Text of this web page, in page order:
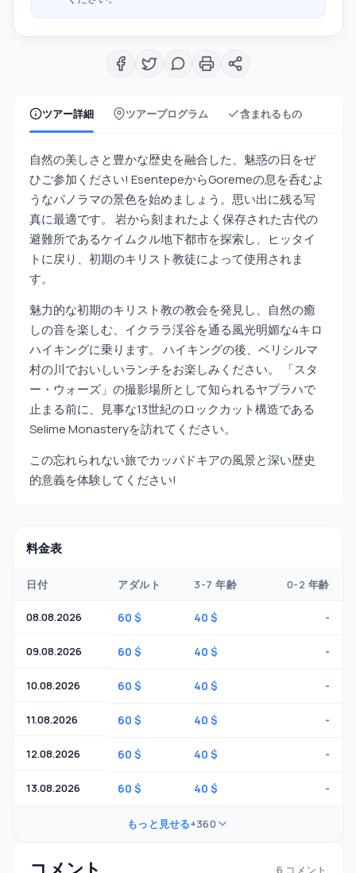
ツアー詳細 ツアープログラム 含まれるもの
自然の美しさと豊かな歴史を融合した、魅惑の日をぜ
ひご参加ください! EsentepeからGoremeの息を呑むよ
うなパノラマの景色を始めましょう。思い出に残る写
真に最適です。 岩から刻まれたよく保存された古代の
避難所であるケイムクル地下都市を探索し、ヒッタイ
トに戻り、初期のキリスト教徒によって使用されま
す。
魅力的な初期のキリスト教の教会を発見し、自然の癒
しの音を楽しむ、イクララ渓谷を通る風光明媚な4キロ
ハイキングに乗ります。 ハイキングの後、ベリシルマ
村の川でおいしいランチをお楽しみください。 「スタ
ー・ウォーズ」の撮影場所として知られるヤプラハで
止まる前に、見事な13世紀のロックカット構造である
Selime Monasteryを訪れてください。
この忘れられない旅でカッパドキアの風景と深い歴史
的意義を体験してください!
料金表
日付 アダルト 3-7 年齢 0-2 年齢
08.08.2026 60 $ 40 $ -
09.08.2026 60 $ 40 $ -
10.08.2026 60 $ 40 $ -
11.08.2026 60 $ 40 $ -
12.08.2026 60 $ 40 $ -
13.08.2026 60 $ 40 $ -
もっと見せる+360
6 コメント